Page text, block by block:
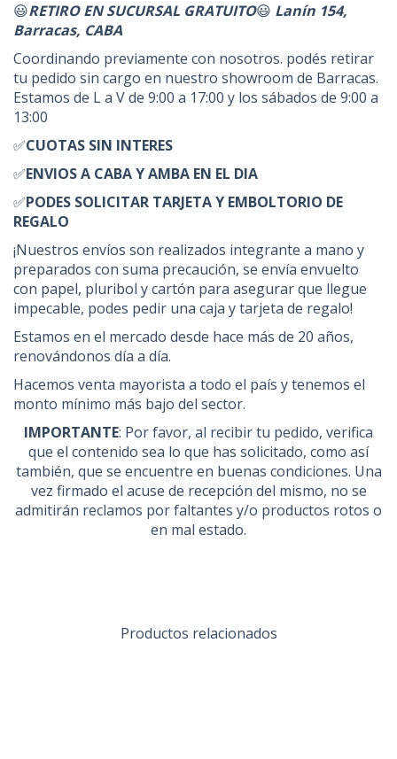
😃RETIRO EN SUCURSAL GRATUITO😃 Lanín 154,
Barracas, CABA
Coordinando previamente con nosotros. podés retirar
tu pedido sin cargo en nuestro showroom de Barracas.
Estamos de L a V de 9:00 a 17:00 y los sábados de 9:00 a
13:00
✅CUOTAS SIN INTERES
✅ENVIOS A CABA Y AMBA EN EL DIA
✅PODES SOLICITAR TARJETA Y EMBOLTORIO DE
REGALO
¡Nuestros envíos son realizados integrante a mano y
preparados con suma precaución, se envía envuelto
con papel, pluribol y cartón para asegurar que llegue
impecable, podes pedir una caja y tarjeta de regalo!
Estamos en el mercado desde hace más de 20 años,
renovándonos día a día.
Hacemos venta mayorista a todo el país y tenemos el
monto mínimo más bajo del sector.
IMPORTANTE: Por favor, al recibir tu pedido, verifica
que el contenido sea lo que has solicitado, como así
también, que se encuentre en buenas condiciones. Una
vez firmado el acuse de recepción del mismo, no se
admitirán reclamos por faltantes y/o productos rotos o
en mal estado.
Productos relacionados